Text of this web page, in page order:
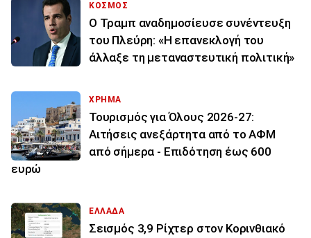
ΚΟΣΜΟΣ
Ο Τραμπ αναδημοσίευσε συνέντευξη
του Πλεύρη: «Η επανεκλογή του
άλλαξε τη μεταναστευτική πολιτική»
ΧΡΗΜΑ
Τουρισμός για Όλους 2026-27:
Αιτήσεις ανεξάρτητα από το ΑΦΜ
από σήμερα - Επιδότηση έως 600
ευρώ
ΕΛΛΑΔΑ
Σεισμός 3,9 Ρίχτερ στον Κορινθιακό